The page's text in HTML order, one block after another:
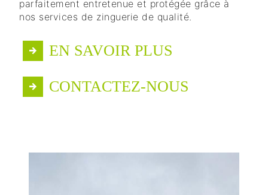
parfaitement entretenue et protégée grâce à
nos services de zinguerie de qualité.
EN SAVOIR PLUS
CONTACTEZ-NOUS